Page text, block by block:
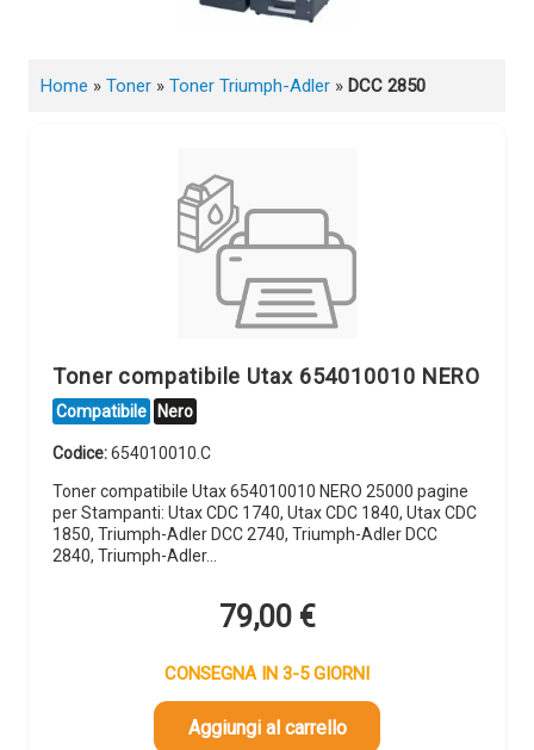
Home » Toner » Toner Triumph-Adler » DCC 2850
Toner compatibile Utax 654010010 NERO
Compatibile Nero
Codice:654010010.C
Toner compatibile Utax 654010010 NERO 25000 pagine
per Stampanti: Utax CDC 1740, Utax CDC 1840, Utax CDC
1850, Triumph-Adler DCC 2740, Triumph-Adler DCC
2840, Triumph-Adler…
79,00 €
CONSEGNA IN 3-5 GIORNI
Aggiungi al carrello